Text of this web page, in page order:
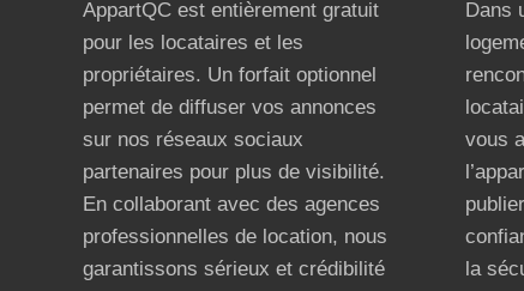
AppartQC est entièrement gratuit
pour les locataires et les
propriétaires. Un forfait optionnel
permet de diffuser vos annonces
sur nos réseaux sociaux
partenaires pour plus de visibilité.
En collaborant avec des agences
professionnelles de location, nous
garantissons sérieux et crédibilité
Dans
vous
la